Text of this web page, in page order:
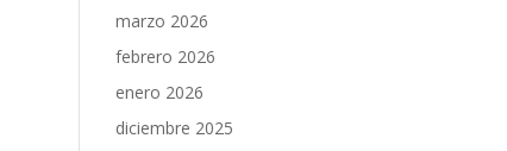
marzo 2026
febrero 2026
enero 2026
diciembre 2025